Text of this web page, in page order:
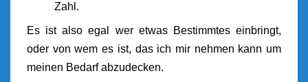
Zahl.
Es ist also egal wer etwas Bestimmtes einbringt,
oder von wem es ist, das ich mir nehmen kann um
meinen Bedarf abzudecken.